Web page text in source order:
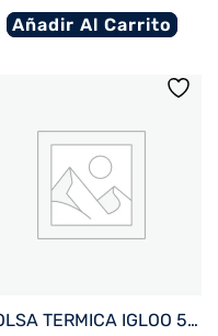
Añadir Al Carrito
BOLSA TERMICA IGLOO 5 LATAS VERTICAL LUNCH AZUL 64304